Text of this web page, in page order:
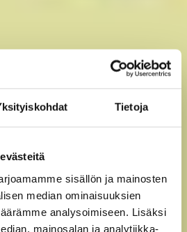
Tietoja
sisällön ja mainosten
median ominaisuuksien
analysoimiseen. Lisäksi
mainosalan ja analytiikka-